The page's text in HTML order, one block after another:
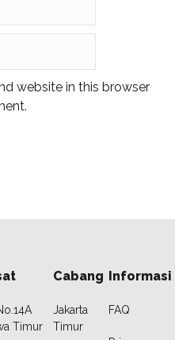
website in this browser
Timur
Cabang
Jakarta
Timur
Informasi
FAQ